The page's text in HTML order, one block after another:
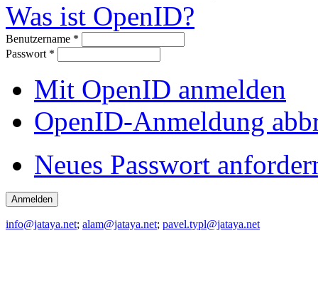
Was ist OpenID?
Benutzername *
Passwort *
Mit OpenID anmelden
OpenID-Anmeldung
Neues Passwort
info@jataya.net; alam@jataya.net; pavel.typl@jataya.net